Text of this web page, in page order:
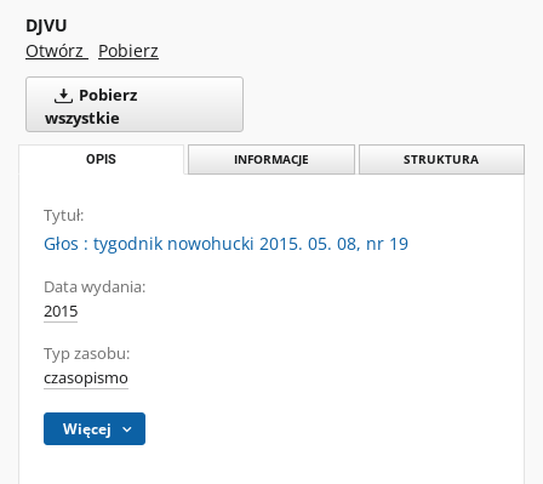
DJVU
Otwórz
Pobierz
Pobierz
wszystkie
OPIS INFORMACJE STRUKTURA
Tytuł:
Głos : tygodnik nowohucki 2015. 05. 08, nr 19
Data wydania:
2015
Typ zasobu:
czasopismo
Więcej